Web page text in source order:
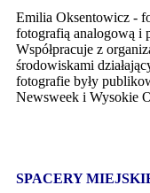
Emilia Oksentowicz -
fotografią analogową i
Współpracuje z
środowiskami
fotografie były
Newsweek i Wysokie
SPACERY